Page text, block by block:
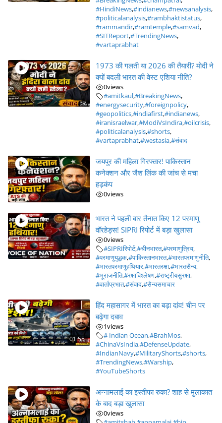
#HindiNews,#indianews,#newsanalysis,
#politicalanalysis,#rambhaktistatus,
#rammandir,#ramtemple,#samvad,
#SITReport,#TrendingNews,
#vartaprabhat
1973 की गलती या 2026 की तैयारी? मोदी ने
क्यों बदली भारत की वेस्ट एशिया नीति?
0views
#amitkaul,#BreakingNews,
#energysecurity,#foreignpolicy,
#geopolitics,#indiafirst,#indianews,
#iranisraelwar,#ModiVsIndira,#oilcrisis,
#politicalanalysis,#shorts,
#vartaprabhat,#westasia,#संवाद
जयपुर की महिला गिरफ्तार! पाकिस्तान
कनेक्शन और जैश लिंक की जांच से मचा
हड़कंप
0views
भारत ने पहली बार तैनात किए 12 परमाणु
वॉरहेड्स! SIPRI रिपोर्ट में बड़ा खुलासा
0views
#SIPRIरिपोर्ट,#चीनभारत,#परमाणुत्रिय,
#परमाणुयुद्धक,#पाकिस्तानभारत,#भारतपरमाणुनीति,
#भारतपरमाणुहथियार,#भारतरक्षा,#भारतसैन्य,
#भूराजनीति,#रक्षाविश्लेषण,#राष्ट्रीयसुरक्षा,
#वार्ताप्रभात,#संवाद,#सैन्यसमाचार
01:55
हिंद महासागर में भारत का बड़ा दांव! चीन पर
बढ़ेगा दबाव
1views
# Indian Ocean,#BrahMos,
#ChinaVsIndia,#DefenseUpdate,
#IndianNavy,#MilitaryShorts,#shorts,
#TrendingNews,#Warship,
#YouTubeShorts
अन्नामलाई का इस्तीफा रुका? शाह से मुलाकात
के बाद बड़ा खुलासा
0views